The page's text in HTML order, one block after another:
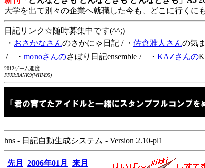
大学を出て別々の企業へ就職した今も、どこに行く
日記リンク☆随時募集中です(^^;)
・ おさかなさんのさかにゃ日記 / ・ 佐倉雅人さんの気
/ ・ monoさんのさぼり日記ensemble / ・ KAZさんの
2012ゲーム進度
FFXI:RANK9(WHM95)
hns - 日記自動生成システム - Version 2.10-pl1
先月 2006年01月
来月